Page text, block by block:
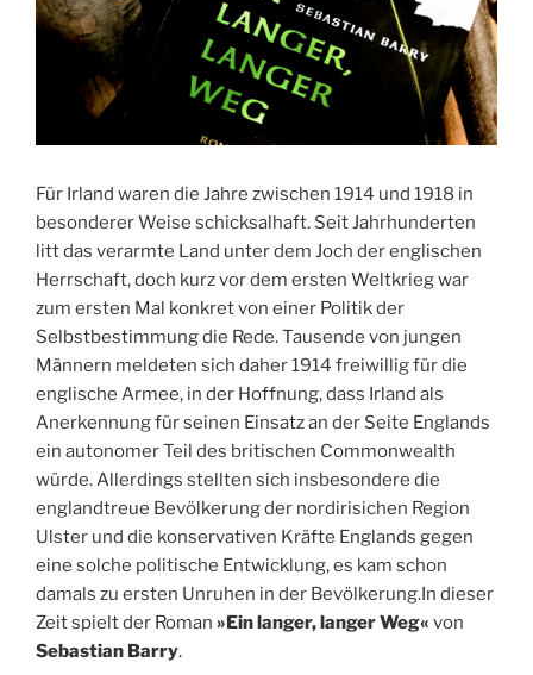
Für Irland waren die Jahre zwischen 1914 und 1918 in
besonderer Weise schicksalhaft. Seit Jahrhunderten
litt das verarmte Land unter dem Joch der englischen
Herrschaft, doch kurz vor dem ersten Weltkrieg war
zum ersten Mal konkret von einer Politik der
Selbstbestimmung die Rede. Tausende von jungen
Männern meldeten sich daher 1914 freiwillig für die
englische Armee, in der Hoffnung, dass Irland als
Anerkennung für seinen Einsatz an der Seite Englands
ein autonomer Teil des britischen Commonwealth
würde. Allerdings stellten sich insbesondere die
englandtreue Bevölkerung der nordirisichen Region
Ulster und die konservativen Kräfte Englands gegen
eine solche politische Entwicklung, es kam schon
damals zu ersten Unruhen in der Bevölkerung.In dieser
Zeit spielt der Roman »Ein langer, langer Weg« von
Sebastian Barry.